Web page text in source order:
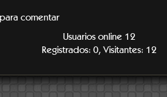
comentar
Usuarios online 12
Registrados: 0, Visitantes: 12